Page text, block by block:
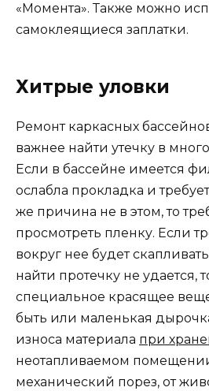
«Момента». Также можно
самоклеящиеся заплатки.
Хитрые уловки
Ремонт каркасных
важнее найти утечку в
Если в бассейне имеется
ослабла прокладка и
же причина не в этом, то
просмотреть пленку. Если
вокруг нее будет
найти протечку не удается,
специальное красящее
быть или маленькая
износа материала при
неотапливаемом
механический порез, от